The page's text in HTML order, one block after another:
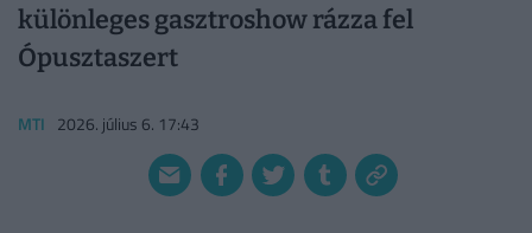
különleges gasztroshow rázza fel
Ópusztaszert
MTI 2026. július 6. 17:43